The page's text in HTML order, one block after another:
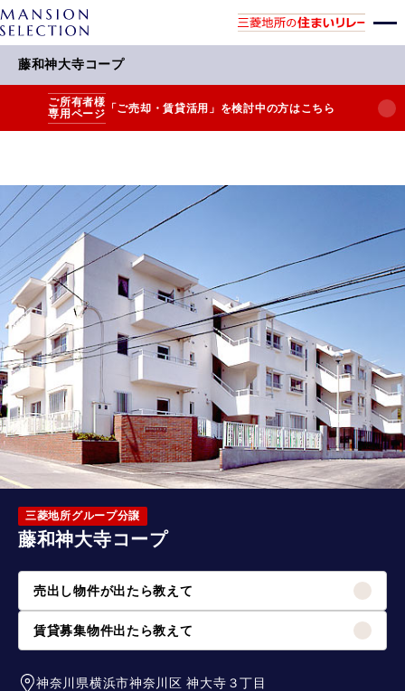
藤和神大寺コープ
ご所有者様
専用ページ 「ご売却・賃貸活用」を検討中の方はこちら
三菱地所グループ分譲
藤和神大寺コープ
売出し物件が出たら教えて
賃貸募集物件出たら教えて
神奈川県横浜市神奈川区 神大寺３丁目